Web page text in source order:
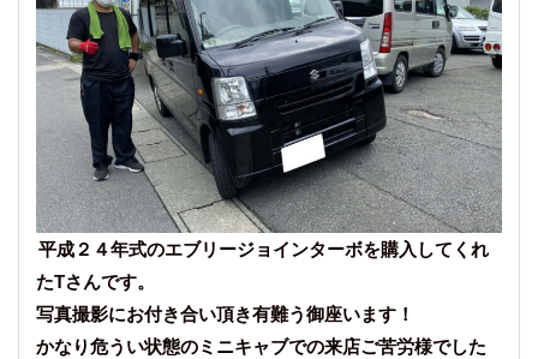
平成２４年式のエブリージョインターボを購入してくれ
たTさんです。
写真撮影にお付き合い頂き有難う御座います！
かなり危うい状態のミニキャブでの来店ご苦労様でした